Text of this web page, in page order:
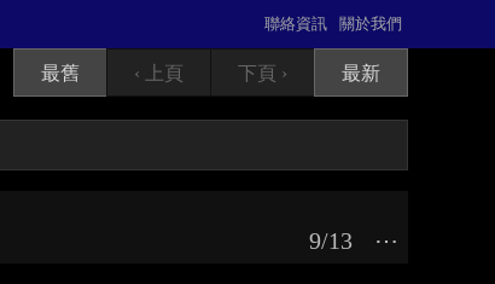
關於我們
聯絡資訊
最舊 ‹ 上頁 下頁 › 最新
⋯
9/13